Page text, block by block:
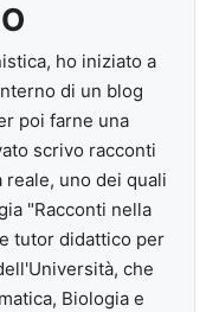
ho iniziato a
di un blog
poi farne una
scrivo racconti
uno dei quali
"Racconti nella
tutor didattico per
che
Biologia e